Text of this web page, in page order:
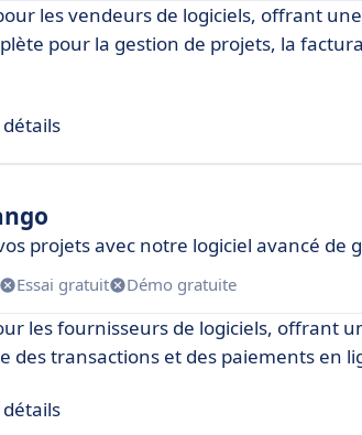
les vendeurs de logiciels, offrant une
pour la gestion de projets, la
projets avec notre logiciel avancé de
Essai gratuit Démo gratuite
les fournisseurs de logiciels, offrant
des transactions et des paiements en